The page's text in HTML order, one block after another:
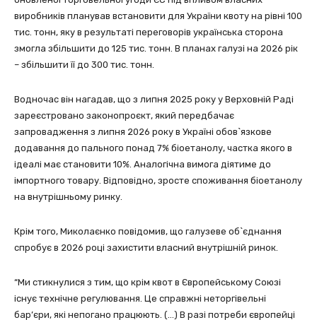
виробників планував встановити для України квоту на рівні 100
тис. тонн, яку в результаті переговорів українська сторона
змогла збільшити до 125 тис. тонн. В планах галузі на 2026 рік
– збільшити її до 300 тис. тонн.
Водночас він нагадав, що з липня 2025 року у Верховній Раді
зареєстровано законопроєкт, який передбачає
запровадження з липня 2026 року в Україні обов`язкове
додавання до пального понад 7% біоетанолу, частка якого в
ідеалі має становити 10%. Аналогічна вимога діятиме до
імпортного товару. Відповідно, зросте споживання біоетанолу
на внутрішньому ринку.
Крім того, Миколаєнко повідомив, що галузеве об`єднання
спробує в 2026 році захистити власний внутрішній ринок.
“Ми стикнулися з тим, що крім квот в Європейському Союзі
існує технічне регулювання. Це справжні неторгівельні
бар’єри, які непогано працюють. (…) В разі потреби європейці